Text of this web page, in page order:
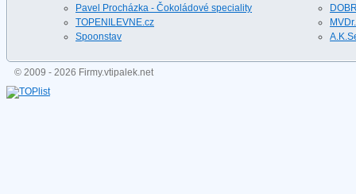
Pavel Procházka - Čokoládové speciality
TOPENILEVNE.cz
Spoonstav
© 2009 - 2026 Firmy.vtipalek.net